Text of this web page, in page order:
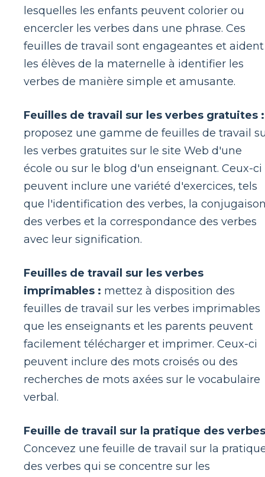
lesquelles les enfants peuvent colorier ou
encercler les verbes dans une phrase. Ces
feuilles de travail sont engageantes et aident
les élèves de la maternelle à identifier les
verbes de manière simple et amusante.
Feuilles de travail sur les verbes gratuites :
proposez une gamme de feuilles de travail
les verbes gratuites sur le site Web d'une
école ou sur le blog d'un enseignant. Ceux-ci
peuvent inclure une variété d'exercices, tels
que l'identification des verbes, la
des verbes et la correspondance des verbes
avec leur signification.
Feuilles de travail sur les verbes
imprimables : mettez à disposition des
feuilles de travail sur les verbes imprimables
que les enseignants et les parents peuvent
facilement télécharger et imprimer. Ceux-ci
peuvent inclure des mots croisés ou des
recherches de mots axées sur le vocabulaire
verbal.
Feuille de travail sur la pratique des
Concevez une feuille de travail sur la
des verbes qui se concentre sur les